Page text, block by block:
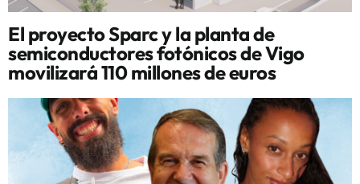
El proyecto Sparc y la planta de
semiconductores fotónicos de Vigo
movilizará 110 millones de euros